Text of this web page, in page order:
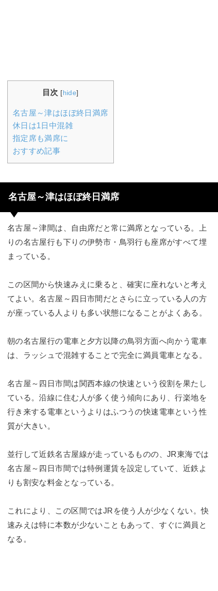
目次 [hide]
名古屋～津はほぼ終日満席
休日は1日中混雑
指定席も満席に
おすすめ記事
名古屋～津はほぼ終日満席
名古屋～津間は、自由席だと常に満席となっている。上
りの名古屋行も下りの伊勢市・鳥羽行も座席がすべて埋
まっている。
この区間から快速みえに乗ると、確実に座れないと考え
てよい。名古屋～四日市間だとさらに立っている人の方
が座っている人よりも多い状態になることがよくある。
朝の名古屋行の電車と夕方以降の鳥羽方面へ向かう電車
は、ラッシュで混雑することで完全に満員電車となる。
名古屋～四日市間は関西本線の快速という役割を果たし
ている。沿線に住む人が多く使う傾向にあり、行楽地を
行き来する電車というよりはふつうの快速電車という性
質が大きい。
並行して近鉄名古屋線が走っているものの、JR東海では
名古屋～四日市間では特例運賃を設定していて、近鉄よ
りも割安な料金となっている。
これにより、この区間ではJRを使う人が少なくない。快
速みえは特に本数が少ないこともあって、すぐに満員と
なる。